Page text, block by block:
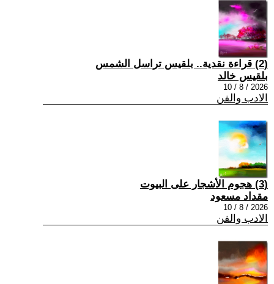
(2) قراءة نقدية.. بلقيس تراسل الشمس
بلقيس خالد
2026 / 8 / 10
الادب والفن
(3) هجوم الأشجار على البيوت
مقداد مسعود
2026 / 8 / 10
الادب والفن